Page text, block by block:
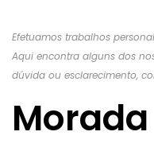
Efetuamos trabalhos
Aqui encontra alguns dos
dúvida ou esclarecimento,
Morada